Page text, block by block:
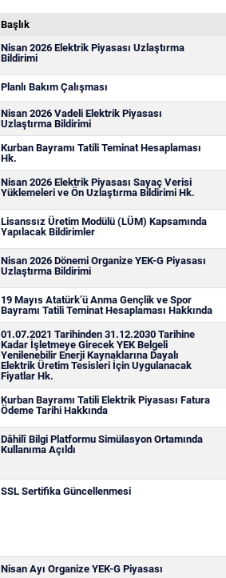
Başlık
Nisan 2026 Elektrik Piyasası Uzlaştırma
Bildirimi
Planlı Bakım Çalışması
Nisan 2026 Vadeli Elektrik Piyasası
Uzlaştırma Bildirimi
Kurban Bayramı Tatili Teminat Hesaplaması
Hk.
Nisan 2026 Elektrik Piyasası Sayaç Verisi
Yüklemeleri ve Ön Uzlaştırma Bildirimi Hk.
Lisanssız Üretim Modülü (LÜM) Kapsamında
Yapılacak Bildirimler
Nisan 2026 Dönemi Organize YEK-G Piyasası
Uzlaştırma Bildirimi
19 Mayıs Atatürk’ü Anma Gençlik ve Spor
Bayramı Tatili Teminat Hesaplaması Hakkında
01.07.2021 Tarihinden 31.12.2030 Tarihine
Kadar İşletmeye Girecek YEK Belgeli
Yenilenebilir Enerji Kaynaklarına Dayalı
Elektrik Üretim Tesisleri İçin Uygulanacak
Fiyatlar Hk.
Kurban Bayramı Tatili Elektrik Piyasası Fatura
Ödeme Tarihi Hakkında
Dâhilî Bilgi Platformu Simülasyon Ortamında
Kullanıma Açıldı
SSL Sertifika Güncellenmesi
Nisan Ayı Organize YEK-G Piyasası